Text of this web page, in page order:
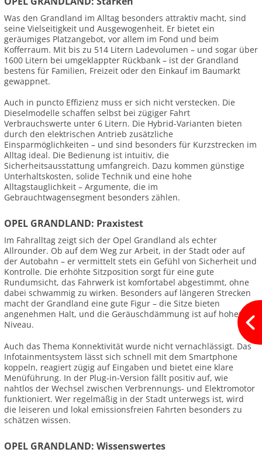
Was den Grandland im Alltag besonders attraktiv macht, sind
seine Vielseitigkeit und Ausgewogenheit. Er bietet ein
geräumiges Platzangebot, vor allem im Fond und beim
Kofferraum. Mit bis zu 514 Litern Ladevolumen – und sogar über
1600 Litern bei umgeklappter Rückbank – ist der Grandland
bestens für Familien, Freizeit oder den Einkauf im Baumarkt
gewappnet.
Auch in puncto Effizienz muss er sich nicht verstecken. Die
Dieselmodelle schaffen selbst bei zügiger Fahrt
Verbrauchswerte unter 6 Litern. Die Hybrid-Varianten bieten
durch den elektrischen Antrieb zusätzliche
Einsparmöglichkeiten – und sind besonders für Kurzstrecken im
Alltag ideal. Die Bedienung ist intuitiv, die
Sicherheitsausstattung umfangreich. Dazu kommen günstige
Unterhaltskosten, solide Technik und eine hohe
Alltagstauglichkeit – Argumente, die im
Gebrauchtwagensegment besonders zählen.
OPEL GRANDLAND: Praxistest
Im Fahralltag zeigt sich der Opel Grandland als echter
Allrounder. Ob auf dem Weg zur Arbeit, in der Stadt oder auf
der Autobahn – er vermittelt stets ein Gefühl von Sicherheit und
Kontrolle. Die erhöhte Sitzposition sorgt für eine gute
Rundumsicht, das Fahrwerk ist komfortabel abgestimmt, ohne
dabei schwammig zu wirken. Besonders auf längeren Strecken
macht der Grandland eine gute Figur – die Sitze bieten
angenehmen Halt, und die Geräuschdämmung ist auf hohem
Niveau.
Auch das Thema Konnektivität wurde nicht vernachlässigt. Das
Infotainmentsystem lässt sich schnell mit dem Smartphone
koppeln, reagiert zügig auf Eingaben und bietet eine klare
Menüführung. In der Plug-in-Version fällt positiv auf, wie
nahtlos der Wechsel zwischen Verbrennungs- und Elektromotor
funktioniert. Wer regelmäßig in der Stadt unterwegs ist, wird
die leiseren und lokal emissionsfreien Fahrten besonders zu
schätzen wissen.
OPEL GRANDLAND: Wissenswertes